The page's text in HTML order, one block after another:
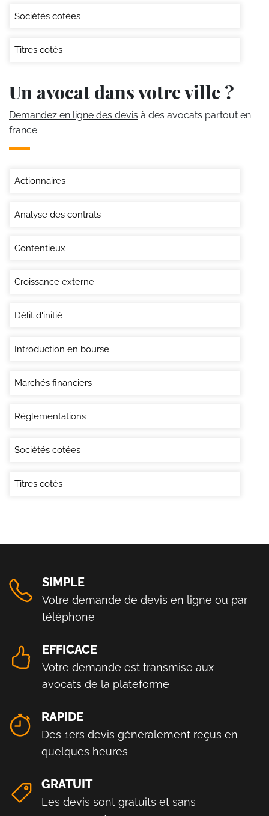
Sociétés cotées
Titres cotés
Un avocat dans votre ville ?
Demandez en ligne des devis à des avocats partout en
france
Actionnaires
Analyse des contrats
Contentieux
Croissance externe
Délit d'initié
Introduction en bourse
Marchés financiers
Réglementations
Sociétés cotées
Titres cotés
SIMPLE
Votre demande de devis en ligne ou par
téléphone
EFFICACE
Votre demande est transmise aux
avocats de la plateforme
RAPIDE
Des 1ers devis généralement reçus en
quelques heures
GRATUIT
Les devis sont gratuits et sans